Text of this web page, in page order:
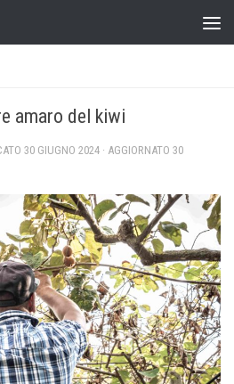
amaro del kiwi
30 GIUGNO 2024 · AGGIORNATO 30